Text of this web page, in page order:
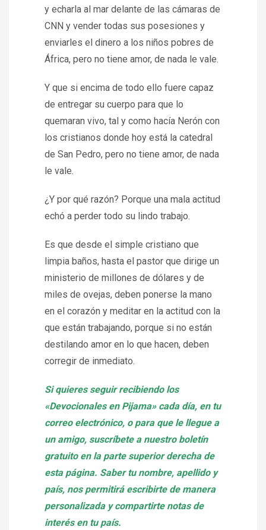
y echarla al mar delante de las cámaras de
CNN y vender todas sus posesiones y
enviarles el dinero a los niños pobres de
África, pero no tiene amor, de nada le vale.
Y que si encima de todo ello fuere capaz
de entregar su cuerpo para que lo
quemaran vivo, tal y como hacía Nerón con
los cristianos donde hoy está la catedral
de San Pedro, pero no tiene amor, de nada
le vale.
¿Y por qué razón? Porque una mala actitud
echó a perder todo su lindo trabajo.
Es que desde el simple cristiano que
limpia baños, hasta el pastor que dirige un
ministerio de millones de dólares y de
miles de ovejas, deben ponerse la mano
en el corazón y meditar en la actitud con la
que están trabajando, porque si no están
destilando amor en lo que hacen, deben
corregir de inmediato.
Si quieres seguir recibiendo los
«Devocionales en Pijama» cada día, en tu
correo electrónico, o para que le llegue a
un amigo, suscríbete a nuestro boletín
gratuito en la parte superior derecha de
esta página. Saber tu nombre, apellido y
país, nos permitirá escribirte de manera
personalizada y compartirte notas de
interés en tu país.